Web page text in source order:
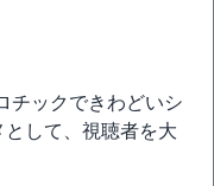
チックできわどいシ
して、視聴者を大